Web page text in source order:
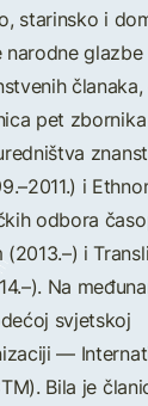
starinsko i
pet
i
odbora
i
Na
svjetskoj
—
Bila je